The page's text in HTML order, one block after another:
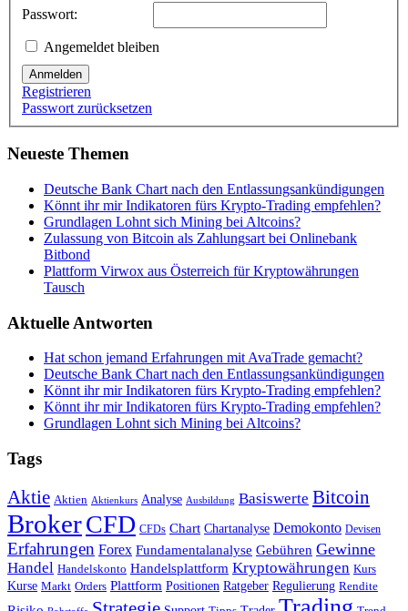
Passwort:
Angemeldet bleiben
Anmelden
Registrieren
Passwort zurücksetzen
Neueste Themen
Deutsche Bank Chart nach den Entlassungsankündigungen
Könnt ihr mir Indikatoren fürs Krypto-Trading empfehlen?
Grundlagen Lohnt sich Mining bei Altcoins?
Zulassung von Bitcoin als Zahlungsart bei Onlinebank
Bitbond
Plattform Virwox aus Österreich für Kryptowährungen
Tausch
Aktuelle Antworten
Hat schon jemand Erfahrungen mit AvaTrade gemacht?
Deutsche Bank Chart nach den Entlassungsankündigungen
Könnt ihr mir Indikatoren fürs Krypto-Trading empfehlen?
Könnt ihr mir Indikatoren fürs Krypto-Trading empfehlen?
Grundlagen Lohnt sich Mining bei Altcoins?
Tags
Aktie Aktien Aktienkurs Analyse Ausbildung Basiswerte Bitcoin
BrokerCFD CFDs Chart Chartanalyse Demokonto Devisen
Erfahrungen Forex Fundamentalanalyse Gebühren Gewinne
Handel Handelskonto Handelsplattform Kryptowährungen Kurs
Kurse Markt Orders Plattform Positionen Ratgeber Regulierung Rendite